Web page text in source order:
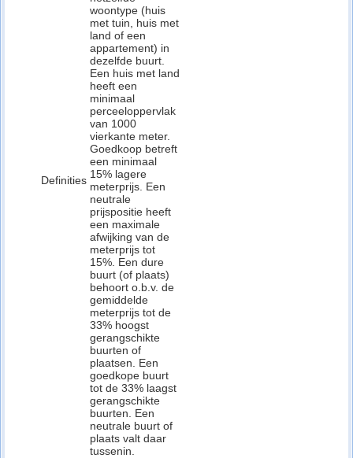
Definities
woontype (huis
met tuin, huis met
land of een
appartement) in
dezelfde buurt.
Een huis met land
heeft een
minimaal
perceeloppervlak
van 1000
vierkante meter.
Goedkoop betreft
een minimaal
15% lagere
meterprijs. Een
neutrale
prijspositie heeft
een maximale
afwijking van de
meterprijs tot
15%. Een dure
buurt (of plaats)
behoort o.b.v. de
gemiddelde
meterprijs tot de
33% hoogst
gerangschikte
buurten of
plaatsen. Een
goedkope buurt
tot de 33% laagst
gerangschikte
buurten. Een
neutrale buurt of
plaats valt daar
tussenin.